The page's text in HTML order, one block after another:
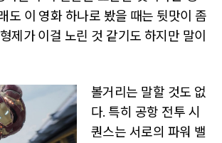
도 이 영화 하나로 봤을 때는 뒷맛이 좀
제가 이걸 노린 것 같기도 하지만 말이
볼거리는 말할 것도 없
다. 특히 공항 전투 시
퀀스는 서로의 파워 밸